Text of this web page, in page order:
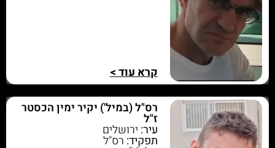
קרא עוד >
רס"ל (במיל') יקיר ימין הכסטר
ז"ל
עיר: ירושלים
תפקיד: רס"ל